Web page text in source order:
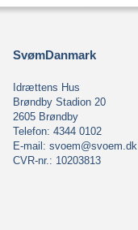
SvømDanmark
Idrættens Hus
Brøndby Stadion 20
2605 Brøndby
Telefon: 4344 0102
E-mail: svoem@svoem.dk
CVR-nr.: 10203813